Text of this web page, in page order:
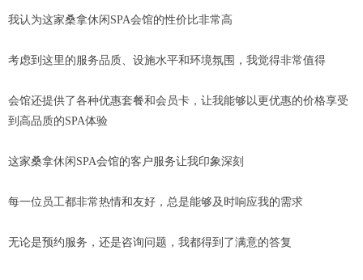
我认为这家桑拿休闲SPA会馆的性价比非常高
考虑到这里的服务品质、设施水平和环境氛围，我觉得非常值得
会馆还提供了各种优惠套餐和会员卡，让我能够以更优惠的价格享受
到高品质的SPA体验
这家桑拿休闲SPA会馆的客户服务让我印象深刻
每一位员工都非常热情和友好，总是能够及时响应我的需求
无论是预约服务，还是咨询问题，我都得到了满意的答复